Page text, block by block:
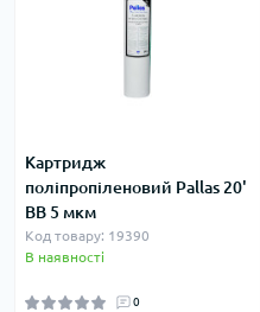
Картридж
поліпропіленовий Pallas 20'
BB 5 мкм
Код товару: 19390
В наявності
0